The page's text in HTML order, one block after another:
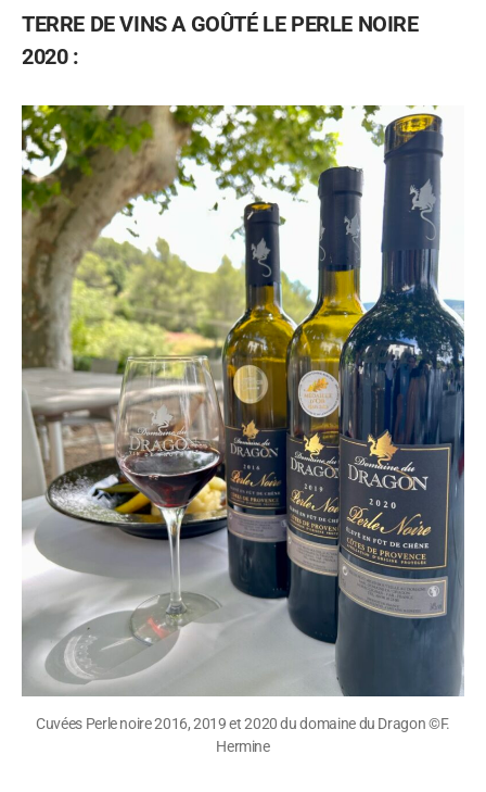
TERRE DE VINS A GOÛTÉ LE PERLE NOIRE
2020 :
Cuvées Perle noire 2016, 2019 et 2020 du domaine du Dragon ©F.
Hermine